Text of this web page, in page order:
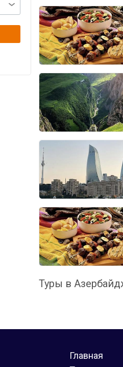
Туры в
Главная